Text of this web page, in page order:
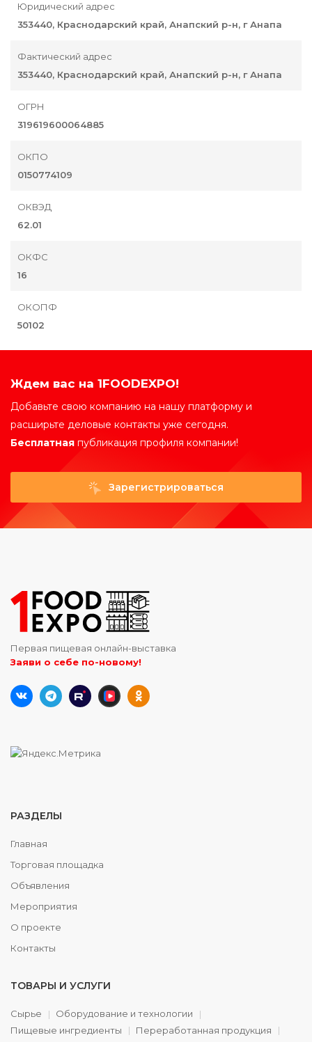
Юридический адрес
353440, Краснодарский край, Анапский р-н, г Анапа
Фактический адрес
353440, Краснодарский край, Анапский р-н, г Анапа
ОГРН
319619600064885
ОКПО
0150774109
ОКВЭД
62.01
ОКФС
16
ОКОПФ
50102
Ждем вас на 1FOODEXPO!
Добавьте свою компанию на нашу платформу и
расширьте деловые контакты уже сегодня.
Бесплатная публикация профиля компании!
Зарегистрироваться
Первая пищевая онлайн-выставка
Заяви о себе по-новому!
РАЗДЕЛЫ
Главная
Торговая площадка
Объявления
Мероприятия
О проекте
Контакты
ТОВАРЫ И УСЛУГИ
Сырье
Оборудование и технологии
Пищевые ингредиенты
Переработанная продукция